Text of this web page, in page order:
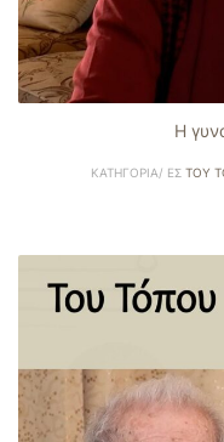
Η
ΚΑΤΗΓΟΡΊΑ/ ΕΣ ΤΟΥ